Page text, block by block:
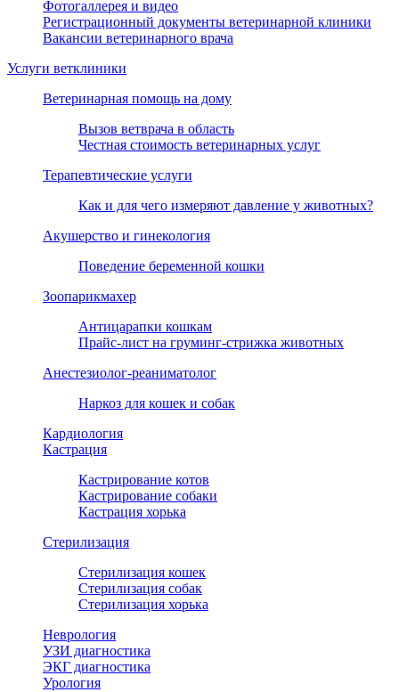
Фотогаллерея и видео
Регистрационный документы ветеринарной клиники
Вакансии ветеринарного врача
Услуги ветклиники
Ветеринарная помощь на дому
Вызов ветврача в область
Честная стоимость ветеринарных услуг
Терапевтические услуги
Как и для чего измеряют давление у животных?
Акушерство и гинекология
Поведение беременной кошки
Зоопарикмахер
Антицарапки кошкам
Прайс-лист на груминг-стрижка животных
Анестезиолог-реаниматолог
Наркоз для кошек и собак
Кардиология
Кастрация
Кастрирование котов
Кастрирование собаки
Кастрация хорька
Стерилизация
Стерилизация кошек
Стерилизация собак
Стерилизация хорька
Неврология
УЗИ диагностика
ЭКГ диагностика
Урология